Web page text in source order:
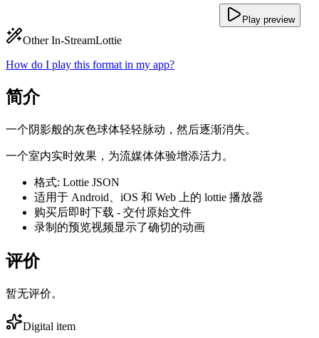
Play preview
Other In-StreamLottie
How do I play this format in my app?
简介
一个阴影般的灰色球体轻轻脉动，然后逐渐消失。
一个室内实时效果，为流媒体体验增添活力。
格式: Lottie JSON
适用于 Android、iOS 和 Web 上的 lottie 播放器
购买后即时下载 - 交付原始文件
录制的预览视频显示了确切的动画
评价
暂无评价。
Digital item